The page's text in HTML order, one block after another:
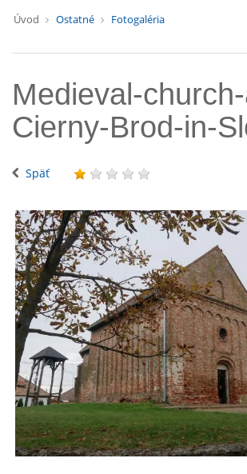
Úvod Ostatné Fotogaléria
Medieval-
Cierny-Brod-in-
Späť